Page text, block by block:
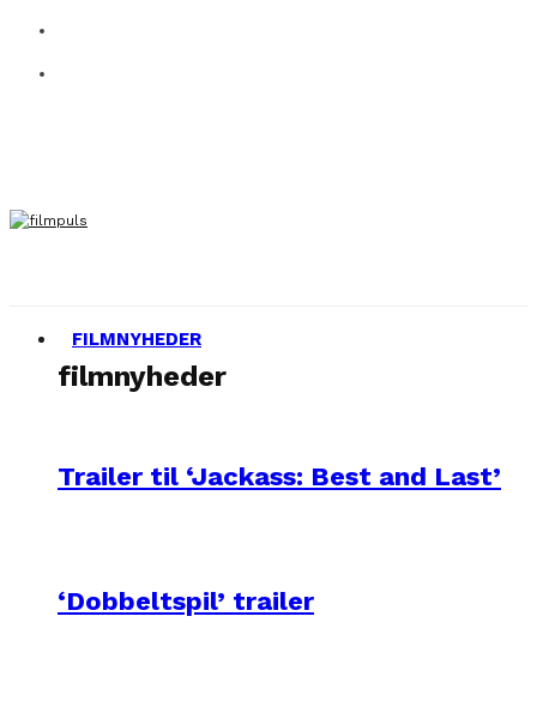
FILMNYHEDER
filmnyheder
Trailer til ‘Jackass: Best and Last’
‘Dobbeltspil’ trailer